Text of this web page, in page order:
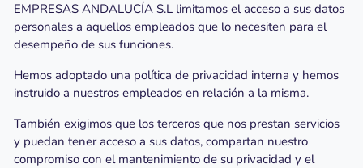
EMPRESAS ANDALUCÍA S.L limitamos el acceso a sus datos
personales a aquellos empleados que lo necesiten para el
desempeño de sus funciones.
Hemos adoptado una política de privacidad interna y hemos
instruido a nuestros empleados en relación a la misma.
También exigimos que los terceros que nos prestan servicios
y puedan tener acceso a sus datos, compartan nuestro
compromiso con el mantenimiento de su privacidad y el